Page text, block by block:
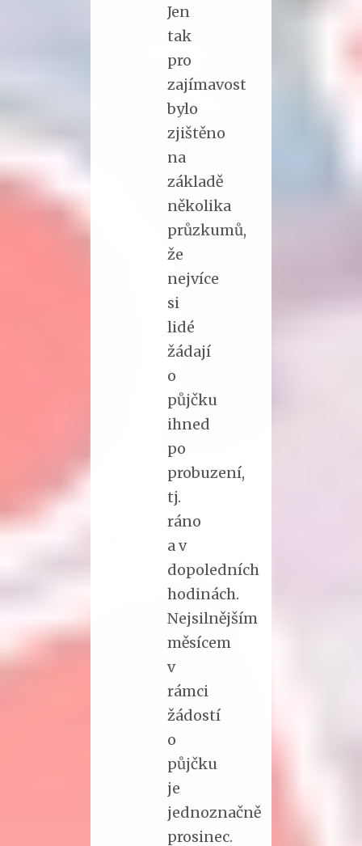
Jen
tak
pro
zajímavost
bylo
zjištěno
na
základě
několika
průzkumů,
že
nejvíce
si
lidé
žádají
o
půjčku
ihned
po
probuzení,
tj.
ráno
a v
dopoledních
hodinách.
Nejsilnějším
měsícem
v
rámci
žádostí
o
půjčku
je
jednoznačně
prosinec.